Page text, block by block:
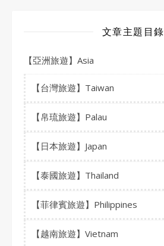
文章主題目錄
【亞洲旅遊】Asia
【台灣旅遊】Taiwan
【帛琉旅遊】Palau
【日本旅遊】Japan
【泰國旅遊】Thailand
【菲律賓旅遊】Philippines
【越南旅遊】Vietnam